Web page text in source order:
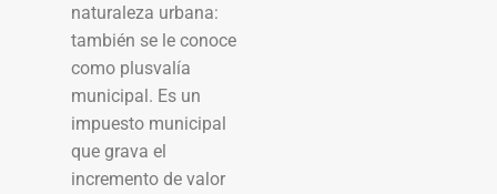
naturaleza urbana:
también se le conoce
como plusvalía
municipal. Es un
impuesto municipal
que grava el
incremento de valor